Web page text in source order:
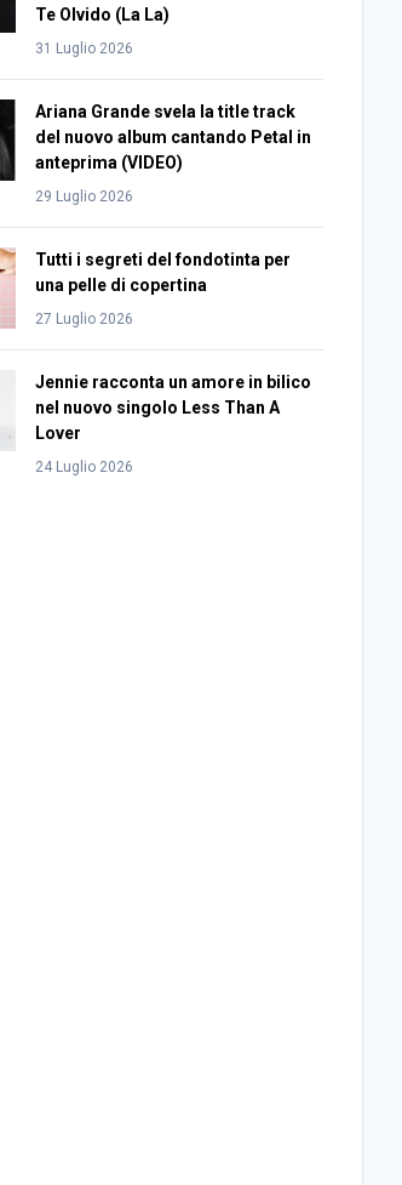
Te Olvido (La La)
31 Luglio 2026
Ariana Grande svela la title track
del nuovo album cantando Petal in
anteprima (VIDEO)
29 Luglio 2026
Tutti i segreti del fondotinta per
una pelle di copertina
27 Luglio 2026
Jennie racconta un amore in bilico
nel nuovo singolo Less Than A
Lover
24 Luglio 2026